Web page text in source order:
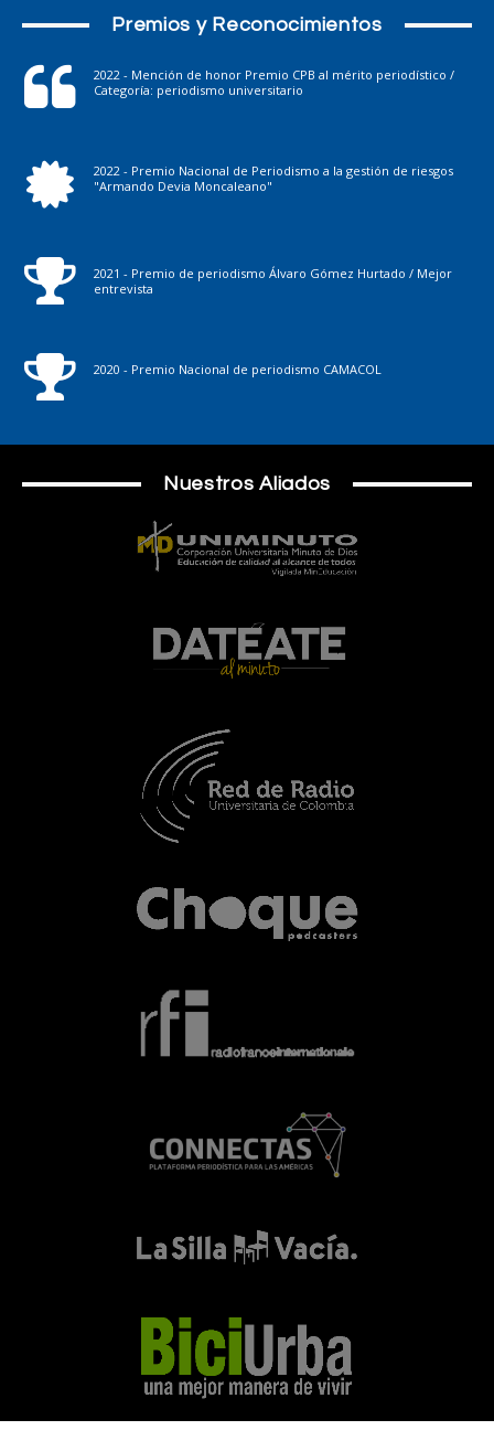
Premios y Reconocimientos
2022 - Mención de honor Premio CPB al mérito periodístico /
Categoría: periodismo universitario
2022 - Premio Nacional de Periodismo a la gestión de riesgos
"Armando Devia Moncaleano"
2021 - Premio de periodismo Álvaro Gómez Hurtado / Mejor
entrevista
2020 - Premio Nacional de periodismo CAMACOL
Nuestros Aliados